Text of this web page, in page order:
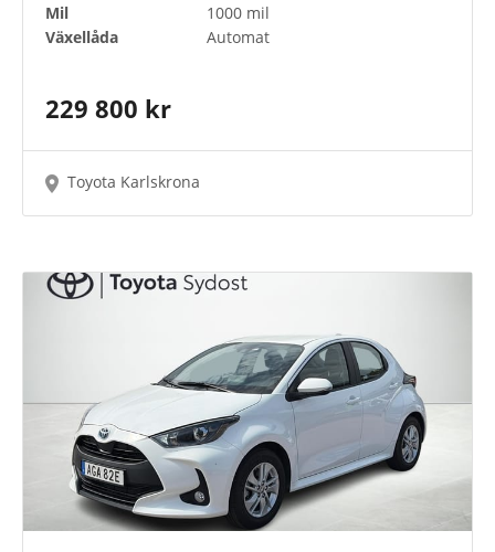
Mil
1000 mil
Växellåda
Automat
229 800 kr
Toyota Karlskrona